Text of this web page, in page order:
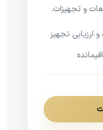
و تجهیزات.
ارزیابی تجهیز